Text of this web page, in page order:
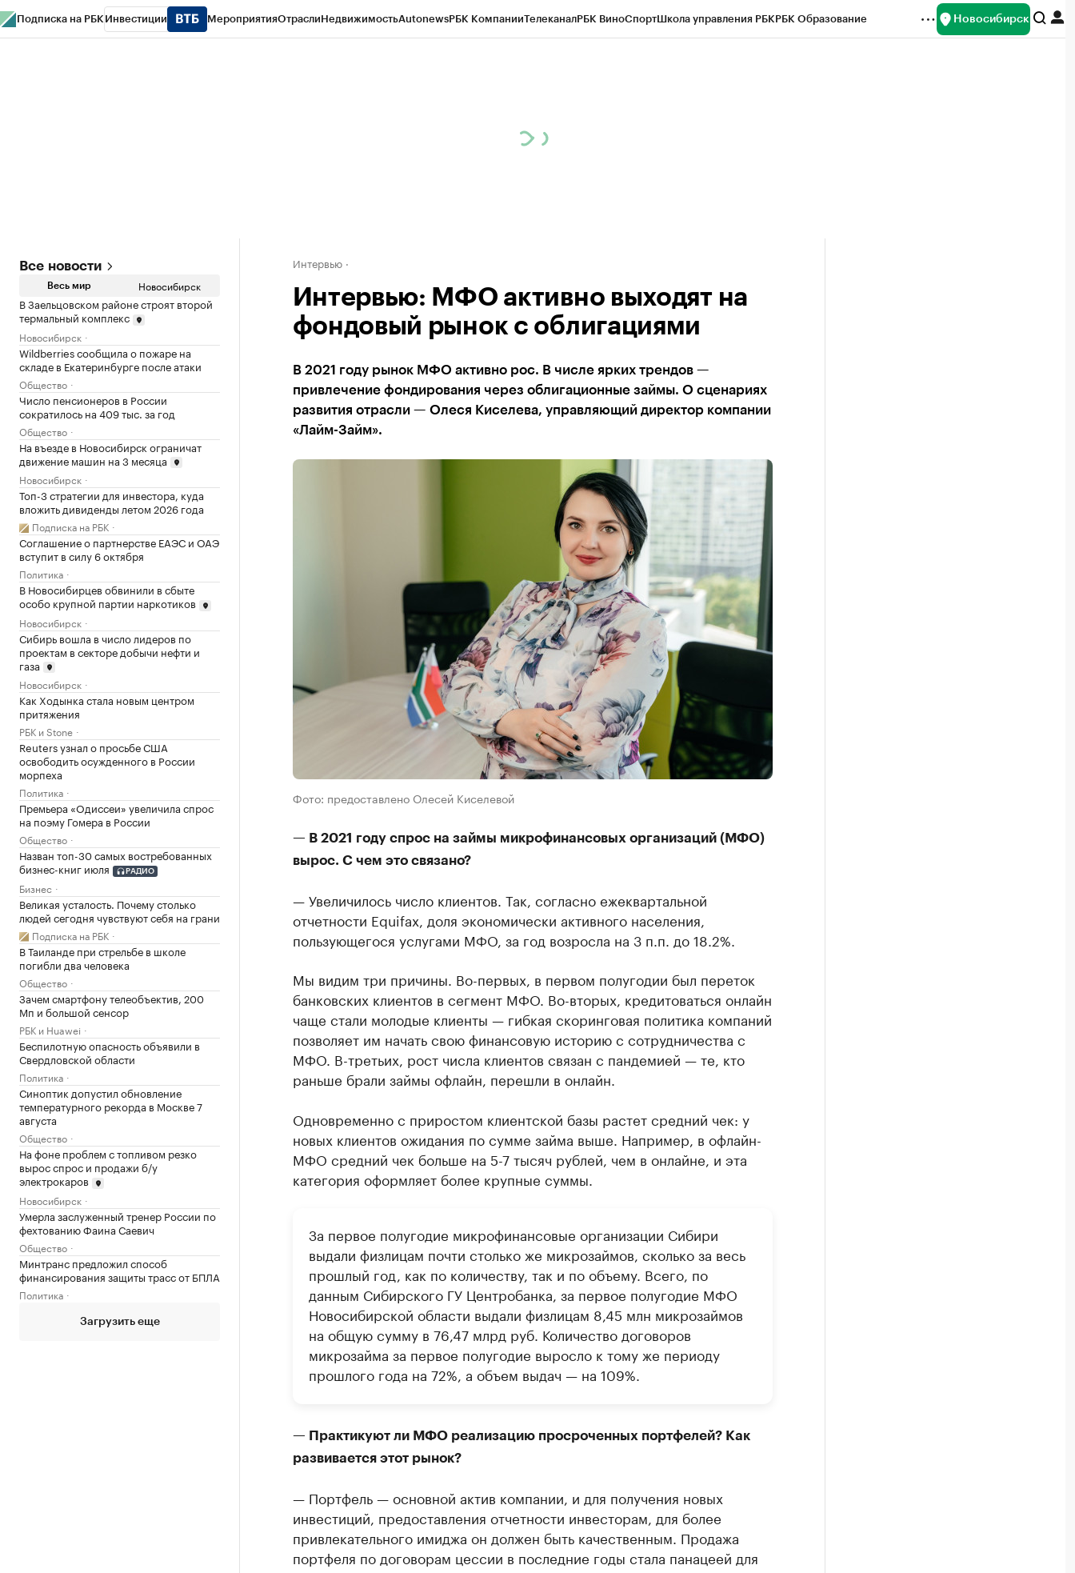
Подписка на РБК Инвестиции МероприятияОтраслиНедвижимостьAutonewsРБК КомпанииТелеканалРБК ВиноСпортШкола управления РБКРБК Образование Новосибирск
Все новости
Весь мир Новосибирск
В Заельцовском районе строят второй
термальный комплекс
Новосибирск
Wildberries сообщила о пожаре на
складе в Екатеринбурге после атаки
Общество
Число пенсионеров в России
сократилось на 409 тыс. за год
Общество
На въезде в Новосибирск ограничат
движение машин на 3 месяца
Новосибирск
Топ-3 стратегии для инвестора, куда
вложить дивиденды летом 2026 года
Подписка на РБК
Соглашение о партнерстве ЕАЭС и ОАЭ
вступит в силу 6 октября
Политика
В Новосибирцев обвинили в сбыте
особо крупной партии наркотиков
Новосибирск
Сибирь вошла в число лидеров по
проектам в секторе добычи нефти и
газа
Новосибирск
Как Ходынка стала новым центром
притяжения
РБК и Stone
Reuters узнал о просьбе США
освободить осужденного в России
морпеха
Политика
Премьера «Одиссеи» увеличила спрос
на поэму Гомера в России
Общество
Назван топ-30 самых востребованных
бизнес-книг июля
РАДИО
Бизнес
Великая усталость. Почему столько
людей сегодня чувствуют себя на грани
Подписка на РБК
В Таиланде при стрельбе в школе
погибли два человека
Общество
Зачем смартфону телеобъектив, 200
Мп и большой сенсор
РБК и Huawei
Беспилотную опасность объявили в
Свердловской области
Политика
Синоптик допустил обновление
температурного рекорда в Москве 7
августа
Общество
На фоне проблем с топливом резко
вырос спрос и продажи б/у
электрокаров
Новосибирск
Умерла заслуженный тренер России по
фехтованию Фаина Саевич
Общество
Минтранс предложил способ
финансирования защиты трасс от БПЛА
Политика
Загрузить еще
Интервью
Интервью: МФО активно выходят на
фондовый рынок с облигациями
В 2021 году рынок МФО активно рос. В числе ярких трендов —
привлечение фондирования через облигационные займы. О сценариях
развития отрасли — Олеся Киселева, управляющий директор компании
«Лайм-Займ».
Фото: предоставлено Олесей Киселевой
— В 2021 году спрос на займы микрофинансовых организаций (МФО)
вырос. С чем это связано?
— Увеличилось число клиентов. Так, согласно ежеквартальной
отчетности Equifax, доля экономически активного населения,
пользующегося услугами МФО, за год возросла на 3 п.п. до 18.2%.
Мы видим три причины. Во-первых, в первом полугодии был переток
банковских клиентов в сегмент МФО. Во-вторых, кредитоваться онлайн
чаще стали молодые клиенты — гибкая скоринговая политика компаний
позволяет им начать свою финансовую историю с сотрудничества с
МФО. В-третьих, рост числа клиентов связан с пандемией — те, кто
раньше брали займы офлайн, перешли в онлайн.
Одновременно с приростом клиентской базы растет средний чек: у
новых клиентов ожидания по сумме займа выше. Например, в офлайн-
МФО средний чек больше на 5-7 тысяч рублей, чем в онлайне, и эта
категория оформляет более крупные суммы.
За первое полугодие микрофинансовые организации Сибири
выдали физлицам почти столько же микрозаймов, сколько за весь
прошлый год, как по количеству, так и по объему. Всего, по
данным Сибирского ГУ Центробанка, за первое полугодие МФО
Новосибирской области выдали физлицам 8,45 млн микрозаймов
на общую сумму в 76,47 млрд руб. Количество договоров
микрозайма за первое полугодие выросло к тому же периоду
прошлого года на 72%, а объем выдач — на 109%.
— Практикуют ли МФО реализацию просроченных портфелей? Как
развивается этот рынок?
— Портфель — основной актив компании, и для получения новых
инвестиций, предоставления отчетности инвесторам, для более
привлекательного имиджа он должен быть качественным. Продажа
портфеля по договорам цессии в последние годы стала панацеей для